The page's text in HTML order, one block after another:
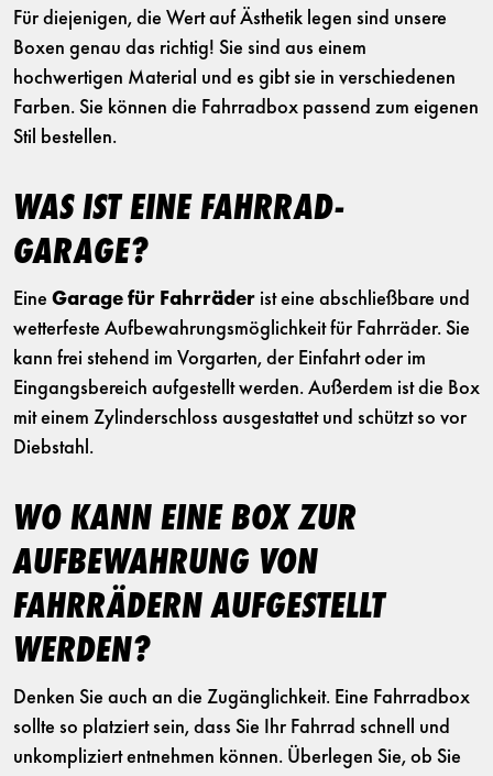
Für diejenigen, die Wert auf Ästhetik legen sind unsere
Boxen genau das richtig! Sie sind aus einem
hochwertigen Material und es gibt sie in verschiedenen
Farben. Sie können die Fahrradbox passend zum eigenen
Stil bestellen.
WAS IST EINE FAHRRAD-
GARAGE?
Eine Garage für Fahrräder ist eine abschließbare und
wetterfeste Aufbewahrungsmöglichkeit für Fahrräder. Sie
kann frei stehend im Vorgarten, der Einfahrt oder im
Eingangsbereich aufgestellt werden. Außerdem ist die Box
mit einem Zylinderschloss ausgestattet und schützt so vor
Diebstahl.
WO KANN EINE BOX ZUR
AUFBEWAHRUNG VON
FAHRRÄDERN AUFGESTELLT
WERDEN?
Denken Sie auch an die Zugänglichkeit. Eine Fahrradbox
sollte so platziert sein, dass Sie Ihr Fahrrad schnell und
unkompliziert entnehmen können. Überlegen Sie, ob Sie